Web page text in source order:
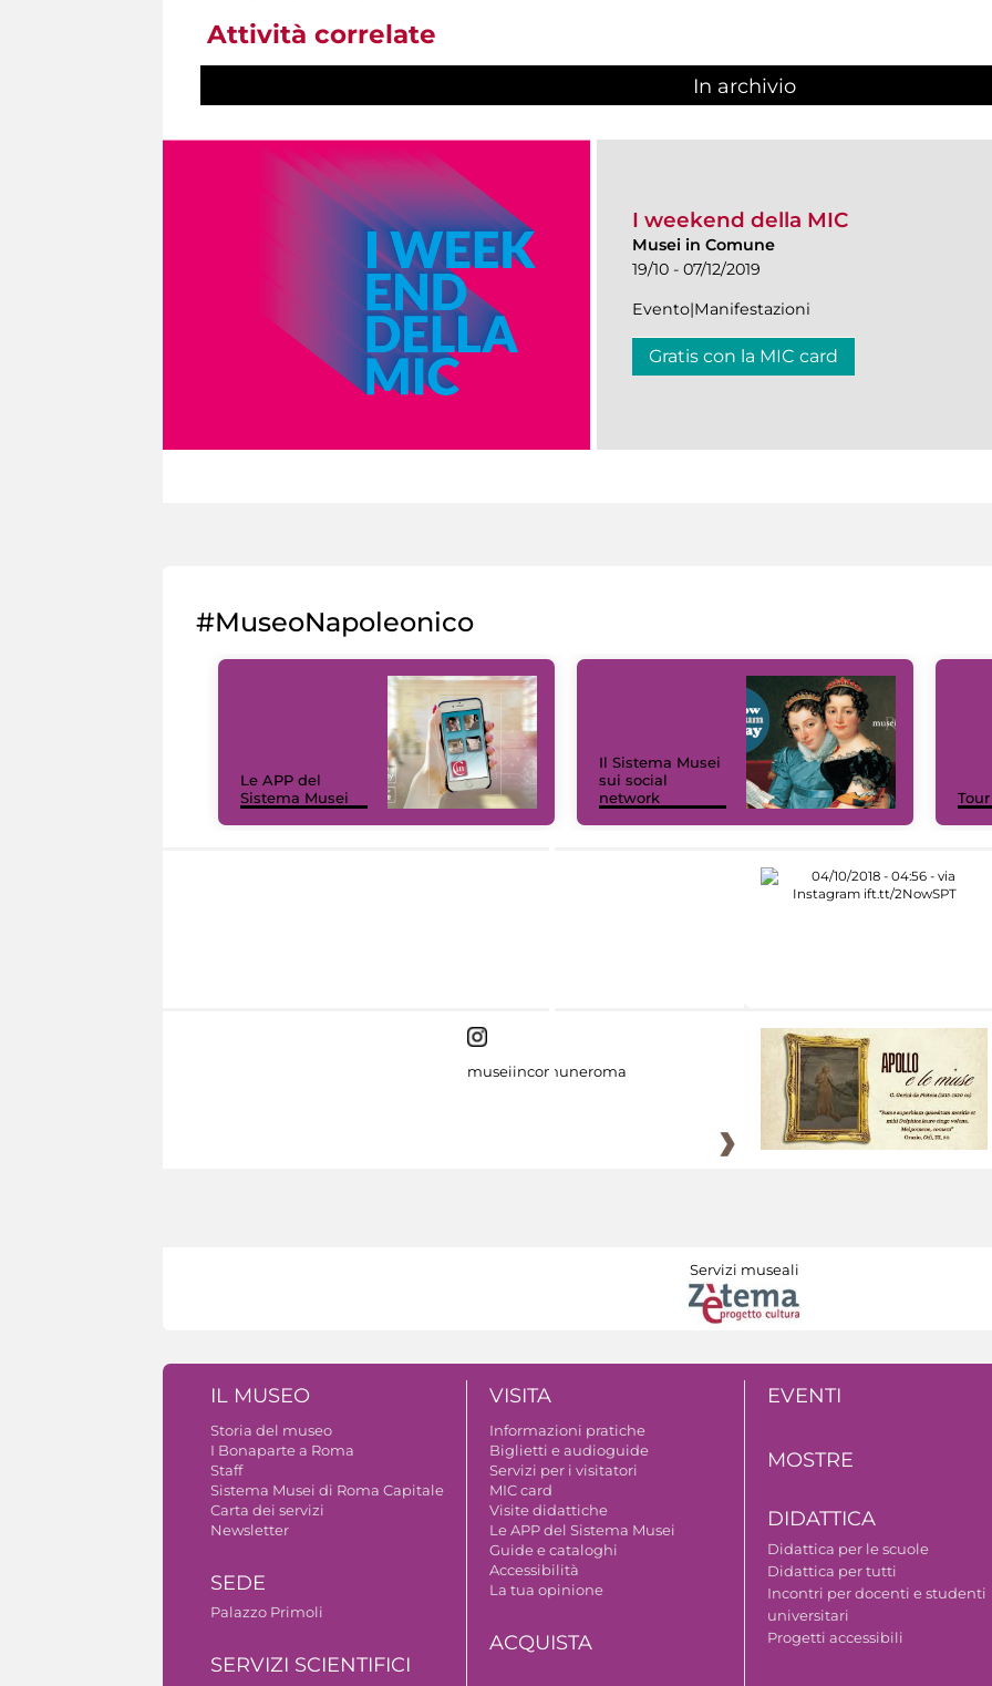
Attività correlate
In archivio
I weekend della MIC
Musei in Comune
19/10 - 07/12/2019
Evento|Manifestazioni
Gratis con la MIC card
#MuseoNapoleonico
Le APP del
Sistema Musei
Il Sistema Musei
sui social
network
museiincomuneroma
Servizi museali
IL MUSEO
Storia del museo
I Bonaparte a Roma
Staff
Sistema Musei di Roma Capitale
Carta dei servizi
Newsletter
SEDE
Palazzo Primoli
SERVIZI SCIENTIFICI
VISITA
Informazioni pratiche
Biglietti e audioguide
Servizi per i visitatori
MIC card
Visite didattiche
Le APP del Sistema Musei
Guide e cataloghi
Accessibilità
La tua opinione
ACQUISTA
EVENTI
MOSTRE
DIDATTICA
Didattica per le scuole
Didattica per tutti
Incontri per docenti e studenti
universitari
Progetti accessibili